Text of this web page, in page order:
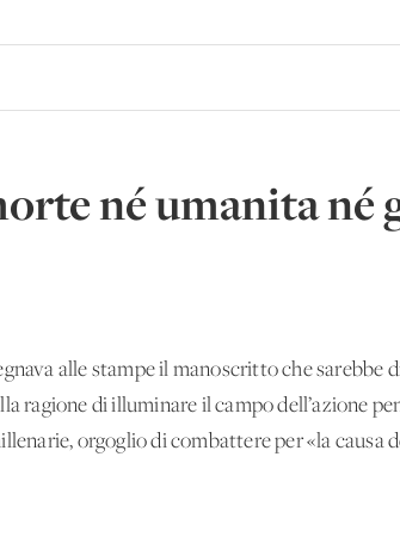
né umanita né
alle stampe il manoscritto che
ragione di illuminare il campo dell’azione
orgoglio di combattere per «la causa